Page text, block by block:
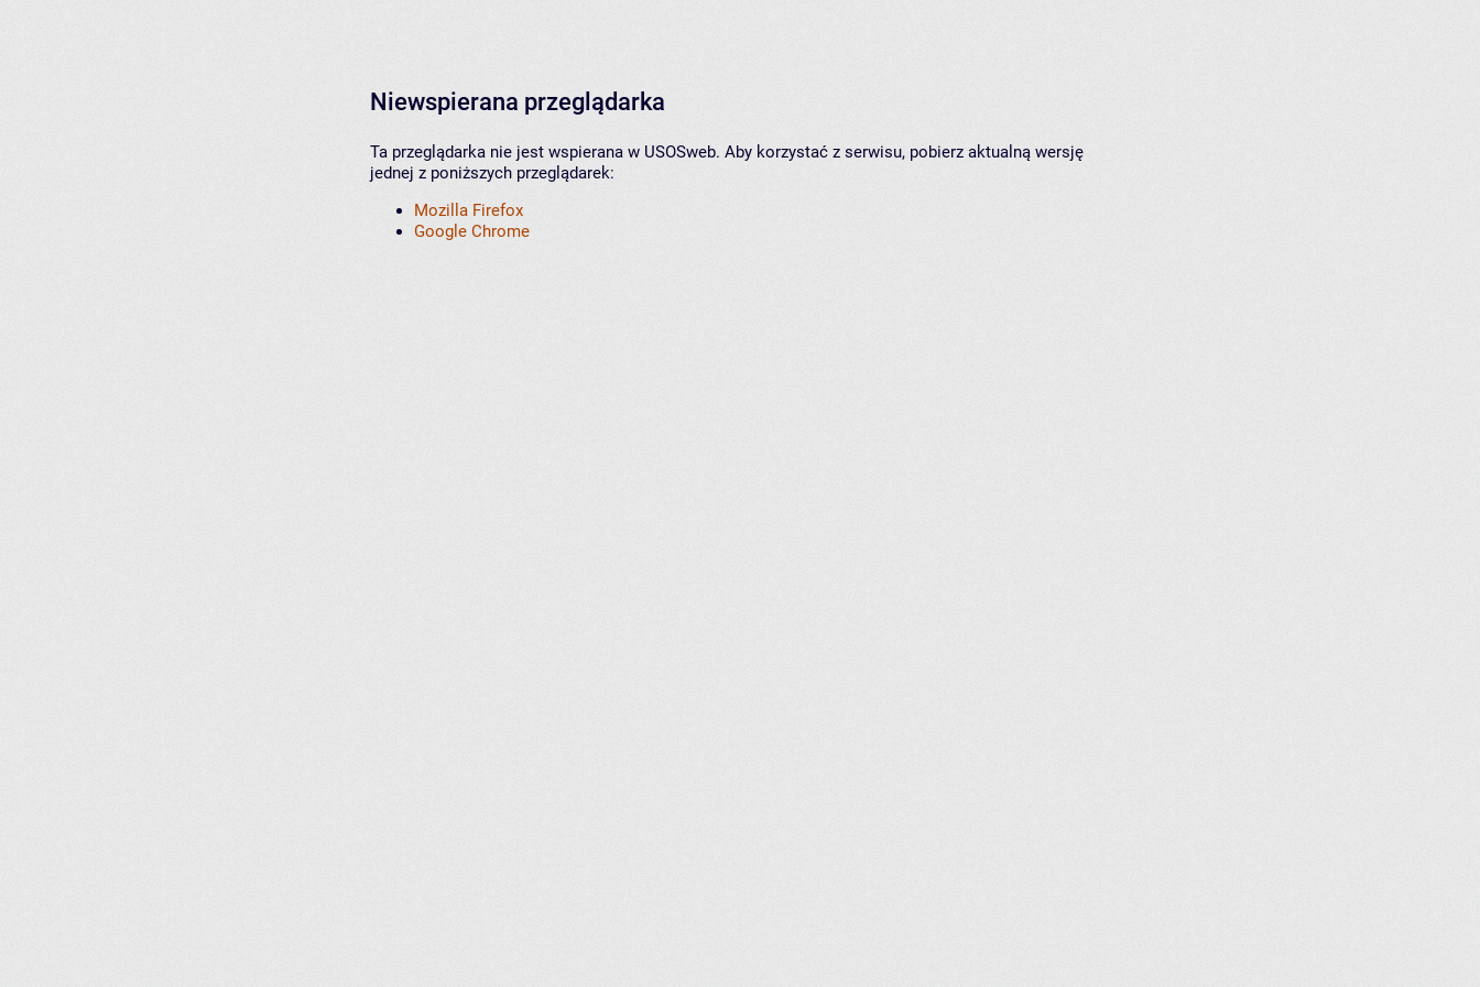
Niewspierana przeglądarka
Ta przeglądarka nie jest wspierana w USOSweb. Aby korzystać z serwisu, pobierz aktualną wersję
jednej z poniższych przeglądarek:
Mozilla Firefox
Google Chrome